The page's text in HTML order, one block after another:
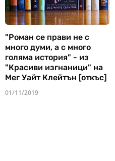
"Роман се прави не с
много думи, а с много
голяма история" - из
"Красиви изгнаници" на
Мег Уайт Клейтън [откъс]
01/11/2019